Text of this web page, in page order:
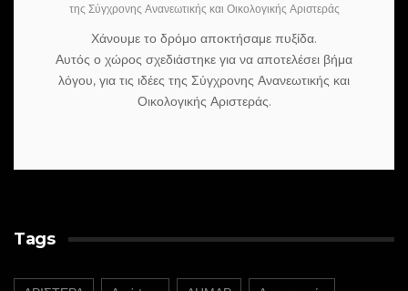
της Σύγχρονης Ανανεωτικής και Οικολογικής Αριστεράς
Χάνουμε το δρόμο αποκτήσαμε πυξίδα.
Αυτός ο χώρος σχεδιάστηκε για να αποτελέσει βήμα
λόγου, για τις ιδέες της Σύγχρονης Ανανεωτικής και
Οικολογικής Αριστεράς.
Tags